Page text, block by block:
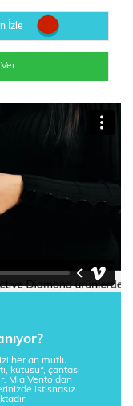
İzle
her an mutlu
kutusu*, çantası
Mia Vento’dan
istisnasız